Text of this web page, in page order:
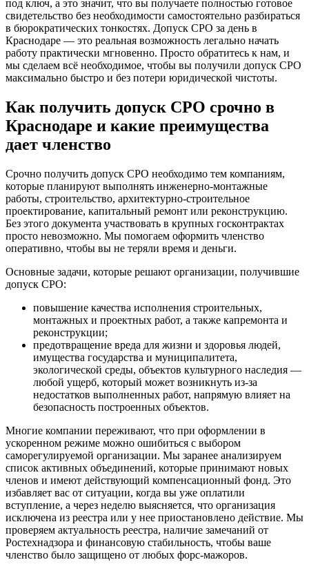
под ключ, а это значит, что вы получаете полностью готовое
свидетельство без необходимости самостоятельно разбираться
в бюрократических тонкостях. Допуск СРО за день в
Краснодаре — это реальная возможность легально начать
работу практически мгновенно. Просто обратитесь к нам, и
мы сделаем всё необходимое, чтобы вы получили допуск СРО
максимально быстро и без потери юридической чистоты.
Как получить допуск СРО срочно в
Краснодаре и какие преимущества
дает членство
Срочно получить допуск СРО необходимо тем компаниям,
которые планируют выполнять инженерно-монтажные
работы, строительство, архитектурно-строительное
проектирование, капитальный ремонт или реконструкцию.
Без этого документа участвовать в крупных госконтрактах
просто невозможно. Мы помогаем оформить членство
оперативно, чтобы вы не теряли время и деньги.
Основные задачи, которые решают организации, получившие
допуск СРО:
повышение качества исполнения строительных,
монтажных и проектных работ, а также капремонта и
реконструкции;
предотвращение вреда для жизни и здоровья людей,
имущества государства и муниципалитета,
экологической среды, объектов культурного наследия —
любой ущерб, который может возникнуть из-за
недостатков выполненных работ, напрямую влияет на
безопасность построенных объектов.
Многие компании переживают, что при оформлении в
ускоренном режиме можно ошибиться с выбором
саморегулируемой организации. Мы заранее анализируем
список активных объединений, которые принимают новых
членов и имеют действующий компенсационный фонд. Это
избавляет вас от ситуации, когда вы уже оплатили
вступление, а через неделю выясняется, что организация
исключена из реестра или у нее приостановлено действие. Мы
проверяем актуальность реестра, наличие замечаний от
Ростехнадзора и финансовую стабильность, чтобы ваше
членство было защищено от любых форс-мажоров.